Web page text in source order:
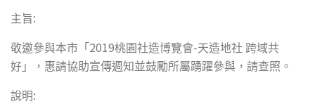
主旨:
敬邀參與本市「 2019桃園社造博覽會-天造地社 跨域共
好」，惠請協助宣傳週知並鼓勵所屬踴躍參與，請查照。
說明: